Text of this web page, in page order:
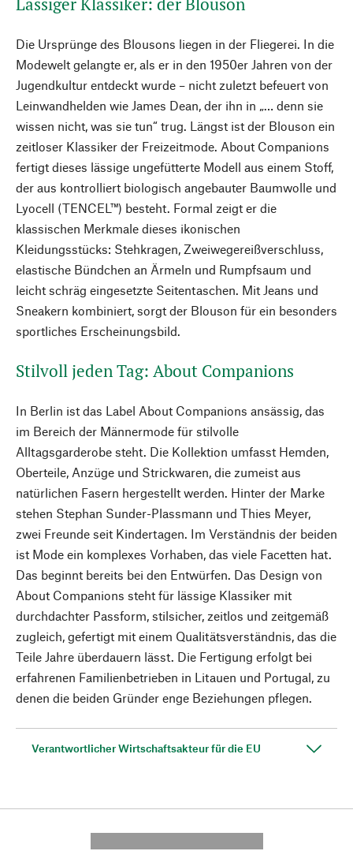
Die Ursprünge des Blousons liegen in der Fliegerei. In die
Modewelt gelangte er, als er in den 1950er Jahren von der
Jugendkultur entdeckt wurde – nicht zuletzt befeuert von
Leinwandhelden wie James Dean, der ihn in „… denn sie
wissen nicht, was sie tun“ trug. Längst ist der Blouson ein
zeitloser Klassiker der Freizeitmode. About Companions
fertigt dieses lässige ungefütterte Modell aus einem Stoff,
der aus kontrolliert biologisch angebauter Baumwolle und
Lyocell (TENCEL™) besteht. Formal zeigt er die
klassischen Merkmale dieses ikonischen
Kleidungsstücks: Stehkragen, Zweiwegereißverschluss,
elastische Bündchen an Ärmeln und Rumpfsaum und
leicht schräg eingesetzte Seitentaschen. Mit Jeans und
Sneakern kombiniert, sorgt der Blouson für ein besonders
sportliches Erscheinungsbild.
Stilvoll jeden Tag: About Companions
In Berlin ist das Label About Companions ansässig, das
im Bereich der Männermode für stilvolle
Alltagsgarderobe steht. Die Kollektion umfasst Hemden,
Oberteile, Anzüge und Strickwaren, die zumeist aus
natürlichen Fasern hergestellt werden. Hinter der Marke
stehen Stephan Sunder-Plassmann und Thies Meyer,
zwei Freunde seit Kindertagen. Im Verständnis der beiden
ist Mode ein komplexes Vorhaben, das viele Facetten hat.
Das beginnt bereits bei den Entwürfen. Das Design von
About Companions steht für lässige Klassiker mit
durchdachter Passform, stilsicher, zeitlos und zeitgemäß
zugleich, gefertigt mit einem Qualitätsverständnis, das die
Teile Jahre überdauern lässt. Die Fertigung erfolgt bei
erfahrenen Familienbetrieben in Litauen und Portugal, zu
denen die beiden Gründer enge Beziehungen pflegen.
Verantwortlicher Wirtschaftsakteur für die EU